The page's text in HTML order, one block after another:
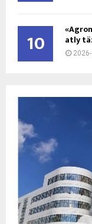
10 atly